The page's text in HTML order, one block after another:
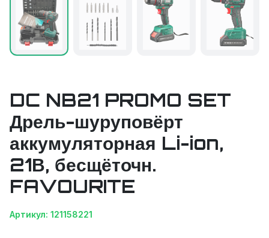
DC NB21 PROMO SET
Дрель-шуруповёрт
аккумуляторная Li-ion,
21В, бесщёточн.
FAVOURITE
Артикул: 121158221